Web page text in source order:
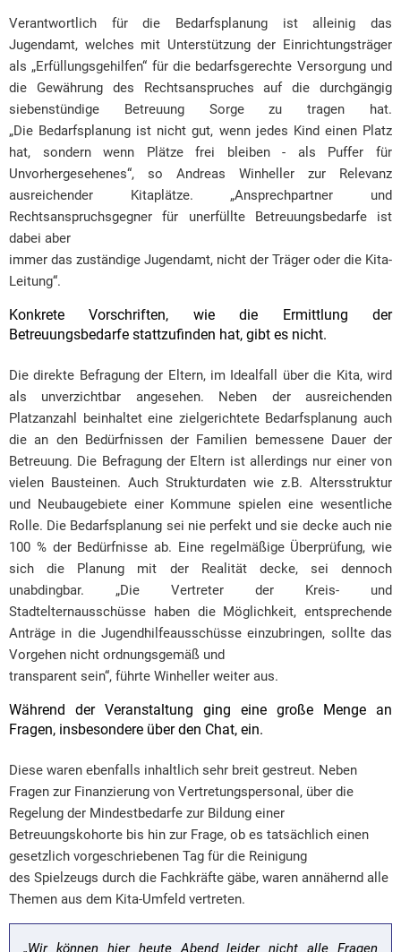
Verantwortlich für die Bedarfsplanung ist alleinig das
Jugendamt, welches mit Unterstützung der Einrichtungsträger
als „Erfüllungsgehilfen“ für die bedarfsgerechte Versorgung und
die Gewährung des Rechtsanspruches auf die durchgängig
siebenstündige Betreuung Sorge zu tragen hat.
„Die Bedarfsplanung ist nicht gut, wenn jedes Kind einen Platz
hat, sondern wenn Plätze frei bleiben - als Puffer für
Unvorhergesehenes“, so Andreas Winheller zur Relevanz
ausreichender Kitaplätze. „Ansprechpartner und
Rechtsanspruchsgegner für unerfüllte Betreuungsbedarfe ist
dabei aber
immer das zuständige Jugendamt, nicht der Träger oder die Kita-
Leitung“.
Konkrete Vorschriften, wie die Ermittlung der
Betreuungsbedarfe stattzufinden hat, gibt es nicht.
Die direkte Befragung der Eltern, im Idealfall über die Kita, wird
als unverzichtbar angesehen. Neben der ausreichenden
Platzanzahl beinhaltet eine zielgerichtete Bedarfsplanung auch
die an den Bedürfnissen der Familien bemessene Dauer der
Betreuung. Die Befragung der Eltern ist allerdings nur einer von
vielen Bausteinen. Auch Strukturdaten wie z.B. Altersstruktur
und Neubaugebiete einer Kommune spielen eine wesentliche
Rolle. Die Bedarfsplanung sei nie perfekt und sie decke auch nie
100 % der Bedürfnisse ab. Eine regelmäßige Überprüfung, wie
sich die Planung mit der Realität decke, sei dennoch
unabdingbar. „Die Vertreter der Kreis- und
Stadtelternausschüsse haben die Möglichkeit, entsprechende
Anträge in die Jugendhilfeausschüsse einzubringen, sollte das
Vorgehen nicht ordnungsgemäß und
transparent sein“, führte Winheller weiter aus.
Während der Veranstaltung ging eine große Menge an
Fragen, insbesondere über den Chat, ein.
Diese waren ebenfalls inhaltlich sehr breit gestreut. Neben
Fragen zur Finanzierung von Vertretungspersonal, über die
Regelung der Mindestbedarfe zur Bildung einer
Betreuungskohorte bis hin zur Frage, ob es tatsächlich einen
gesetzlich vorgeschriebenen Tag für die Reinigung
des Spielzeugs durch die Fachkräfte gäbe, waren annähernd alle
Themen aus dem Kita-Umfeld vertreten.
„Wir können hier heute Abend leider nicht alle Fragen